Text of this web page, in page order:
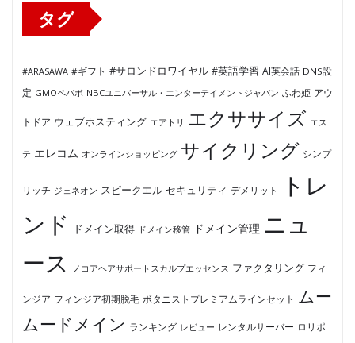
タグ
#ARASAWA #ギフト #サロンドロワイヤル #英語学習 AI英会話 DNS設
定 GMOペパボ NBCユニバーサル・エンターテイメントジャパン ふわ姫 アウ
トドア ウェブホスティング エアトリ エクササイズ エス
テ エレコム オンラインショッピング サイクリング シンプ
リッチ ジェネオン スピークエル セキュリティ デメリット
トレ
ンド
ドメイン取得 ドメイン移管 ドメイン管理 ニュ
ース
ノコアヘアサポートスカルプエッセンス ファクタリング フィ
ンジア フィンジア初期脱毛 ボタニストプレミアムラインセット ムー
ムードメイン ランキング レビュー レンタルサーバー ロリポ